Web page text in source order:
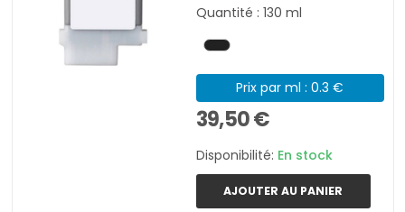
Quantité : 130 ml
Prix par ml : 0.3 €
39,50 €
Disponibilité: En stock
AJOUTER AU PANIER